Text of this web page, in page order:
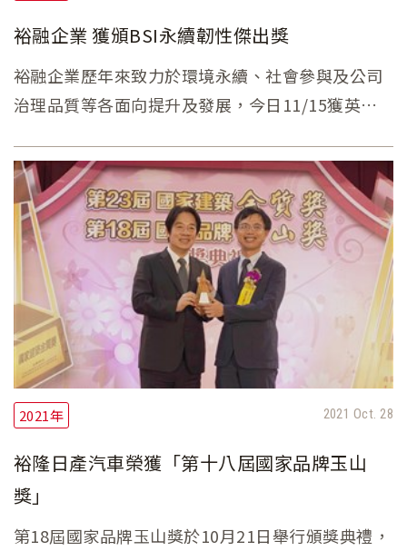
裕融企業 獲頒BSI永續韌性傑出獎
裕融企業歷年來致力於環境永續、社會參與及公司
治理品質等各面向提升及發展，今日11/15獲英國
對於裕融企業致力於經營永續之高度肯定。
2021年 2021 Oct. 28
裕隆日產汽車榮獲「第十八屆國家品牌玉山
獎」
第18屆國家品牌玉山獎於10月21日舉行頒獎典禮，